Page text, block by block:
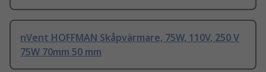
nVent HOFFMAN Skåpvärmare, 75W, 110V, 250 V
75W 70mm 50 mm